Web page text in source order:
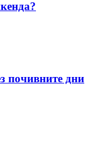
почивните дни